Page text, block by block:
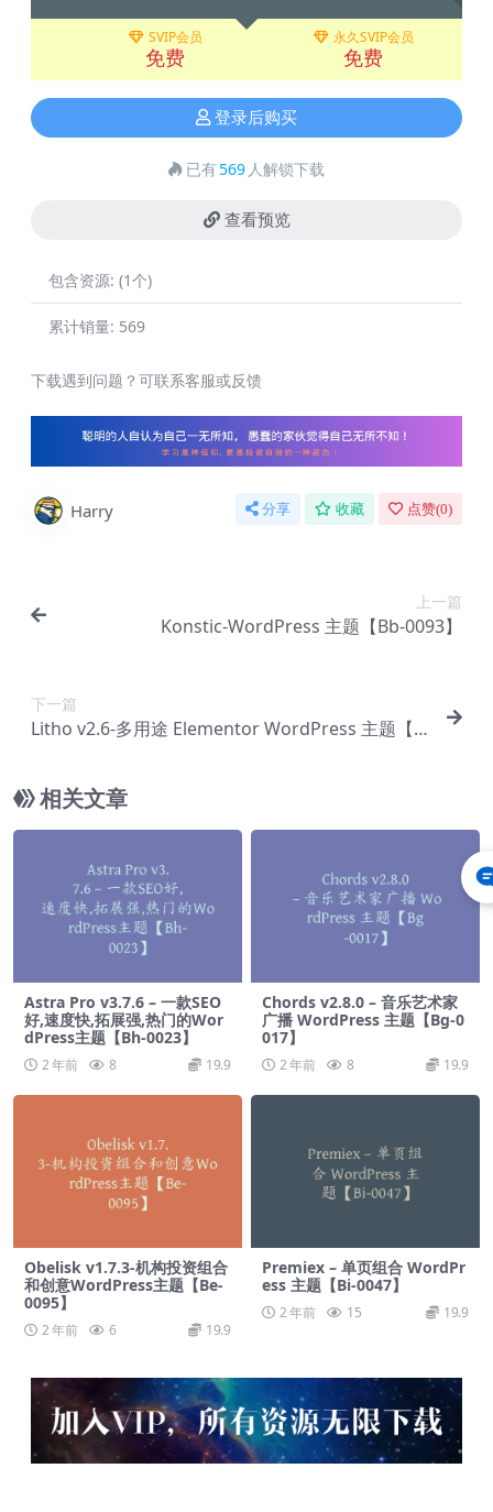
SVIP会员
免费
永久SVIP会员
免费
登录后购买
已有569 人解锁下载
查看预览
包含资源: (1个)
累计销量: 569
下载遇到问题？可联系客服或反馈
Harry 分享 收藏 点赞(0)
上一篇
Konstic-WordPress 主题【Bb-0093】
下一篇
Litho v2.6-多用途 Elementor WordPress 主题【B
相关文章
Astra Pro v3.7.6 – 一款SEO
好,速度快,拓展强,热门的Wor
dPress主题【Bh-0023】
2 年前 8 19.9
Chords v2.8.0 – 音乐艺术家
广播 WordPress 主题【Bg-0
017】
2 年前 8 19.9
Obelisk v1.7.3-机构投资组合
和创意WordPress主题【Be-
0095】
2 年前 6 19.9
Premiex – 单页组合 WordPr
ess 主题【Bi-0047】
2 年前 15 19.9